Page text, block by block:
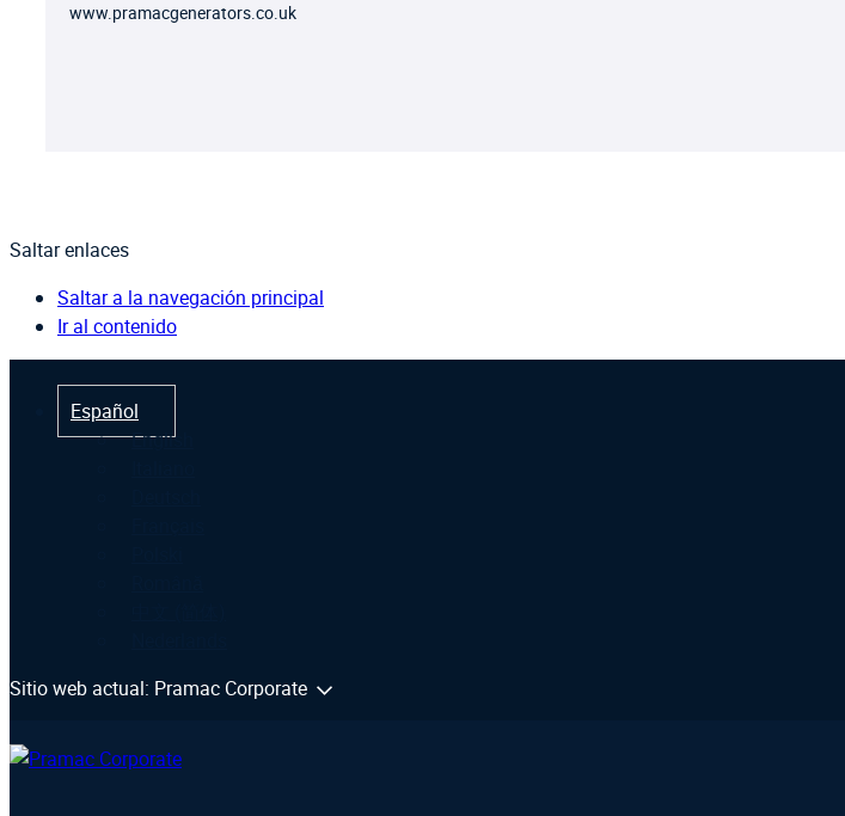
www.pramacgenerators.co.uk
Saltar enlaces
Saltar a la navegación principal
Ir al contenido
Español
English
Sitio web actual: Pramac Corporate